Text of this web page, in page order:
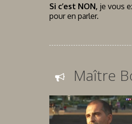
Si c’est NON, je vous
pour en parler.
Maître